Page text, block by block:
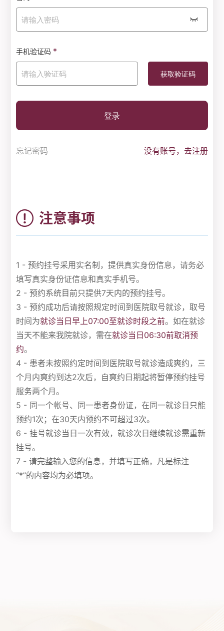
手机验证码 *
登录
忘记密码 没有账号，去注册
注意事项
1 - 预约挂号采用实名制，提供真实身份信息，请务必
填写真实身份证信息和真实手机号。
2 - 预约系统目前只提供7天内的预约挂号。
3 - 预约成功后请按照规定时间到医院取号就诊，取号
时间为就诊当日早上07:00至就诊时段之前。如在就诊
当天不能来我院就诊，需在就诊当日06:30前取消预
约。
4 - 患者未按照约定时间到医院取号就诊造成爽约，三
个月内爽约到达2次后，自爽约日期起将暂停预约挂号
服务两个月。
5 - 同一个帐号、同一患者身份证，在同一就诊日只能
预约1次；在30天内预约不可超过3次。
6 - 挂号就诊当日一次有效，就诊次日继续就诊需重新
挂号。
7 - 请完整输入您的信息，并填写正确，凡是标注
“*”的内容均为必填项。